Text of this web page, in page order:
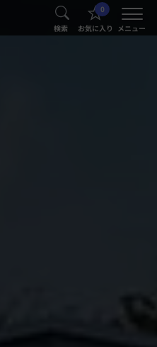
検索
0
お気に入り メニュー
®